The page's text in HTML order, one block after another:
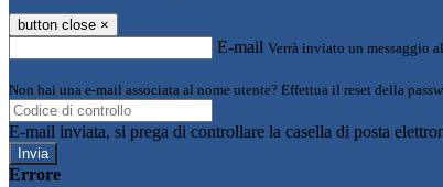
button close ×
E-mail Verrà inviato un messaggio
Non hai una e-mail associata al nome utente? Effettua il reset della
E-mail inviata, si prega di controllare la casella di posta
Errore